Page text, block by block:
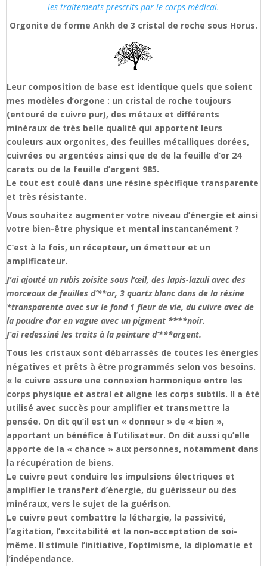
les traitements prescrits par le corps médical.
Orgonite de forme Ankh de 3 cristal de roche sous Horus.
Leur composition de base est identique quels que soient
mes modèles d’orgone : un cristal de roche toujours
(entouré de cuivre pur), des métaux et différents
minéraux de très belle qualité qui apportent leurs
couleurs aux orgonites, des feuilles métalliques dorées,
cuivrées ou argentées ainsi que de de la feuille d’or 24
carats ou de la feuille d’argent 985.
Le tout est coulé dans une résine spécifique transparente
et très résistante.
Vous souhaitez augmenter votre niveau d’énergie et ainsi
votre bien-être physique et mental instantanément ?
C’est à la fois, un récepteur, un émetteur et un
amplificateur.
J’ai ajouté un rubis zoisite sous l’œil, des lapis-lazuli avec des
morceaux de feuilles d’**or, 3 quartz blanc dans de la résine
*transparente avec sur le fond 1 fleur de vie, du cuivre avec de
la poudre d’or en vague avec un pigment ****noir.
J’ai redessiné les traits à la peinture d’***argent.
Tous les cristaux sont débarrassés de toutes les énergies
négatives et prêts à être programmés selon vos besoins.
« le cuivre assure une connexion harmonique entre les
corps physique et astral et aligne les corps subtils. Il a été
utilisé avec succès pour amplifier et transmettre la
pensée. On dit qu’il est un « donneur » de « bien »,
apportant un bénéfice à l’utilisateur. On dit aussi qu’elle
apporte de la « chance » aux personnes, notamment dans
la récupération de biens.
Le cuivre peut conduire les impulsions électriques et
amplifier le transfert d’énergie, du guérisseur ou des
minéraux, vers le sujet de la guérison.
Le cuivre peut combattre la léthargie, la passivité,
l’agitation, l’excitabilité et la non-acceptation de soi-
même. Il stimule l’initiative, l’optimisme, la diplomatie et
l’indépendance.